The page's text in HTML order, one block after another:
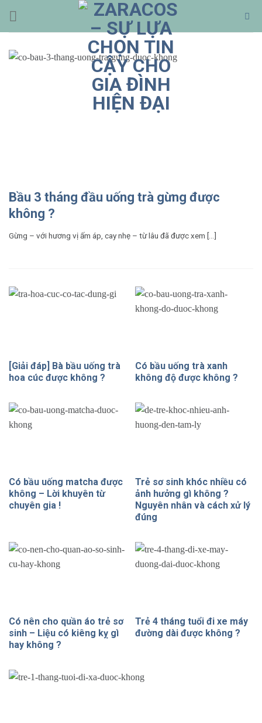
qua
nội
dung
Bầu 3 tháng đầu uống trà gừng được
không ?
Gừng – với hương vị ấm áp, cay nhẹ – từ lâu đã được xem [...]
[Giải đáp] Bà bầu uống trà
hoa cúc được không ?
Có bầu uống trà xanh
không độ được không ?
Có bầu uống matcha được
không – Lời khuyên từ
chuyên gia !
Trẻ sơ sinh khóc nhiều có
ảnh hưởng gì không ?
Nguyên nhân và cách xử lý
đúng
Có nên cho quần áo trẻ sơ
sinh – Liệu có kiêng kỵ gì
hay không ?
Trẻ 4 tháng tuổi đi xe máy
đường dài được không ?